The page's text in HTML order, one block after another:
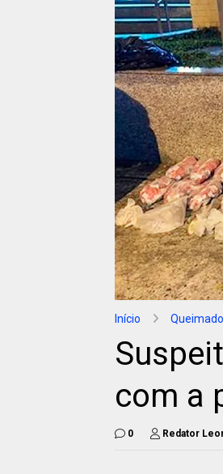
Início
com a
0 Redator